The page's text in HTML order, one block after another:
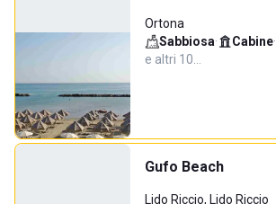
Ortona
Sabbiosa· Cabine·
e altri 10…
Gufo Beach
Lido Riccio, Lido Riccio